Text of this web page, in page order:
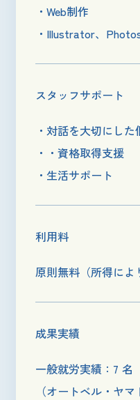
・Web制作
・Illustrator、
スタッフサポート
・対話を大切にした
・・資格取得支援
・生活サポート
利用料
原則無料（所得によ
成果実績
一般就労実績：7 名
（オートベル・ヤ